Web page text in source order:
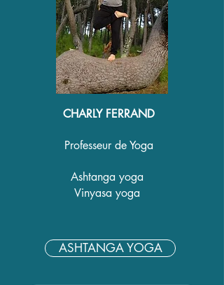
CHARLY FERRAND
Professeur de Yoga
Ashtanga yoga
Vinyasa yoga
ASHTANGA YOGA